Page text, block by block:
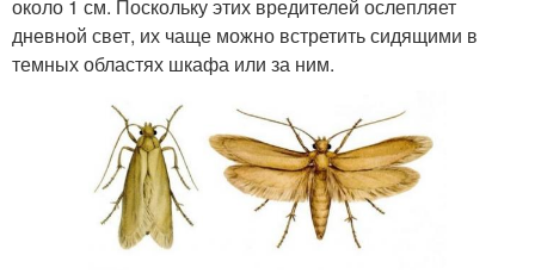
около 1 см. Поскольку этих вредителей ослепляет
дневной свет, их чаще можно встретить сидящими в
темных областях шкафа или за ним.